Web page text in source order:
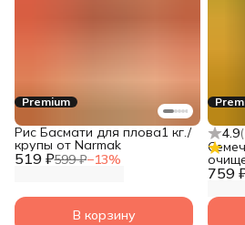
Premium
519 ₽599 ₽−13%
Рис Басмати для плова1 кг./
крупы от Narmak
В корзину
4.9(
759